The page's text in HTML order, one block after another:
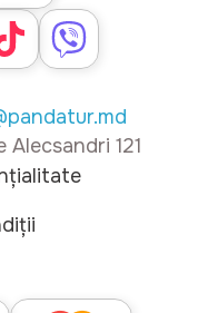
Alecsandri 121